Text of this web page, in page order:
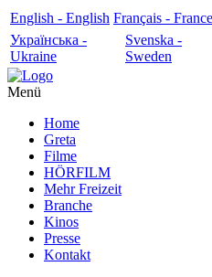
English - English Français - France
Українська -
Ukraine
Svenska -
Sweden
Menü
Home
Greta
Filme
HÖRFILM
Mehr Freizeit
Branche
Kinos
Presse
Kontakt